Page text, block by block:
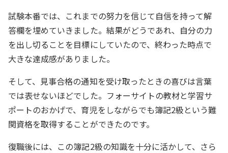
試験本番では、これまでの努力を信じて自信を持って解
答欄を埋めていきました。結果がどうであれ、自分の力
を出し切ることを目標にしていたので、終わった時点で
大きな達成感がありました。
そして、見事合格の通知を受け取ったときの喜びは言葉
では表せないほどでした。フォーサイトの教材と学習サ
ポートのおかげで、育児をしながらでも簿記2級という難
関資格を取得することができたのです。
復職後には、この簿記2級の知識を十分に活かして、さら